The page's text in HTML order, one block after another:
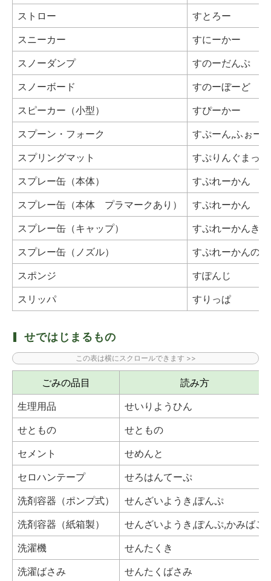
ストロー
すとろー
スニーカー
すにーかー
スノーダンプ
すのーだんぷ
スノーボード
すのーぼーど
スピーカー（小型）
すぴーかー
スプーン・フォーク
すぷーん,ふぉー
スプリングマット
すぷりんぐまっと
スプレー缶（本体）
すぷれーかん
スプレー缶（本体 プラマークあり）
すぷれーかん
スプレー缶（キャップ）
すぷれーかんき
スプレー缶（ノズル）
すぷれーかんの
スポンジ
すぽんじ
スリッパ
すりっぱ
せではじまるもの
ごみの品目
読み方
生理用品
せいりようひん
せともの
せともの
セメント
せめんと
セロハンテープ
せろはんてーぷ
洗剤容器（ポンプ式）
せんざいようき,ぽんぷ
洗剤容器（紙箱製）
せんざいようき,ぽんぷ,かみばこ
洗濯機
せんたくき
洗濯ばさみ
せんたくばさみ